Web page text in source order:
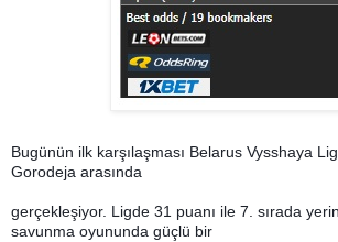
Bugünün ilk karşılaşması Belarus Vysshaya
Gorodeja arasında
gerçekleşiyor. Ligde 31 puanı ile 7. sırada
savunma oyununda güçlü bir